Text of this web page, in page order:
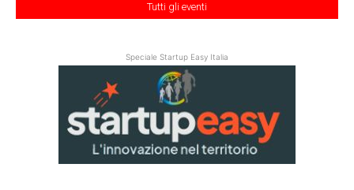
Tutti gli eventi
Speciale Startup Easy Italia